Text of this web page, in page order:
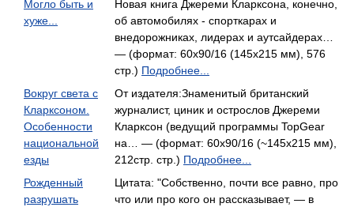
Могло быть и
хуже...
Новая книга Джереми Кларксона, конечно,
об автомобилях - спорткарах и
внедорожниках, лидерах и аутсайдерах…
— (формат: 60x90/16 (145х215 мм), 576
стр.) Подробнее...
Вокруг света с
Кларксоном.
Особенности
национальной
езды
От издателя:Знаменитый британский
журналист, циник и острослов Джереми
Кларксон (ведущий программы TopGear
на… — (формат: 60х90/16 (~145х215 мм),
212стр. стр.) Подробнее...
Рожденный
разрушать
Цитата: "Собственно, почти все равно, про
что или про кого он рассказывает, — в